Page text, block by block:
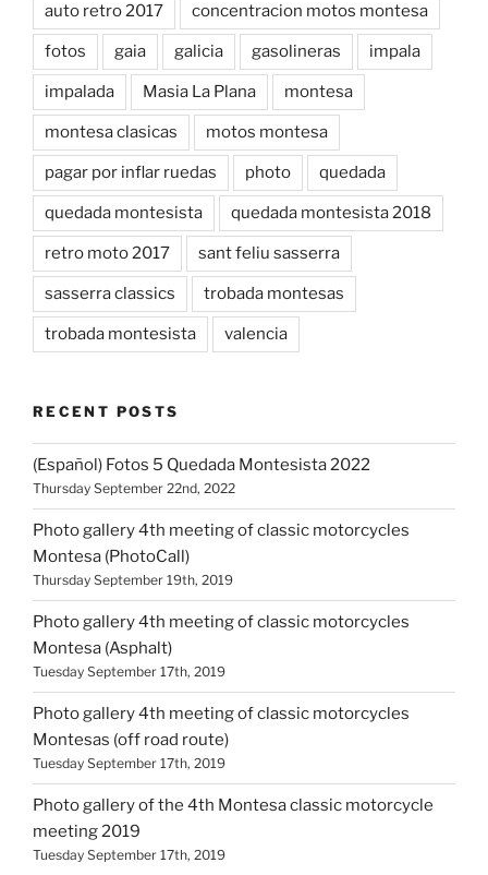
auto retro 2017 concentracion motos montesa
fotos gaia galicia gasolineras impala
impalada Masia La Plana montesa
montesa clasicas motos montesa
pagar por inflar ruedas photo quedada
quedada montesista quedada montesista 2018
retro moto 2017 sant feliu sasserra
sasserra classics trobada montesas
trobada montesista valencia
RECENT POSTS
(Español) Fotos 5 Quedada Montesista 2022
Thursday September 22nd, 2022
Photo gallery 4th meeting of classic motorcycles
Montesa (PhotoCall)
Thursday September 19th, 2019
Photo gallery 4th meeting of classic motorcycles
Montesa (Asphalt)
Tuesday September 17th, 2019
Photo gallery 4th meeting of classic motorcycles
Montesas (off road route)
Tuesday September 17th, 2019
Photo gallery of the 4th Montesa classic motorcycle
meeting 2019
Tuesday September 17th, 2019